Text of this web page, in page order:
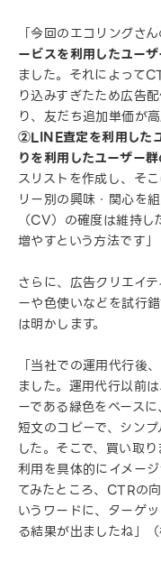
「今回のエコリングさ
ービスを利用したユー
ました。それによって
り込みすぎたため広告
り、友だち追加単価が
②LINE査定を利用した
りを利用したユーザー
スリストを作成し、そ
リー別の興味・関心を
（CV）の確度は維持
増やすという方法です」
さらに、広告クリエイ
ーや色使いなどを試行
は明かします。
「当社での運用代行後
ました。運用代行以前
ーである緑色をベース
短文のコピーで、シン
した。そこで、買い取
利用を具体的にイメー
てみたところ、CTRの
いうワードに、ターゲ
る結果が出ましたね」（